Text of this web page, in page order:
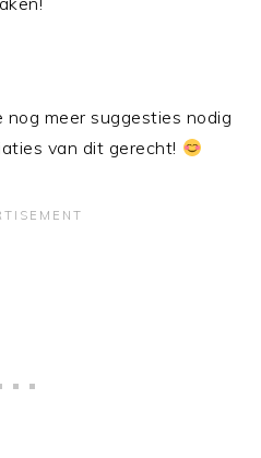
meer suggesties nodig
van dit gerecht!